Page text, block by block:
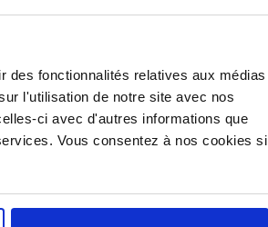
des fonctionnalités relatives aux médias
l'utilisation de notre site avec nos
ci avec d'autres informations que
Vous consentez à nos cookies si